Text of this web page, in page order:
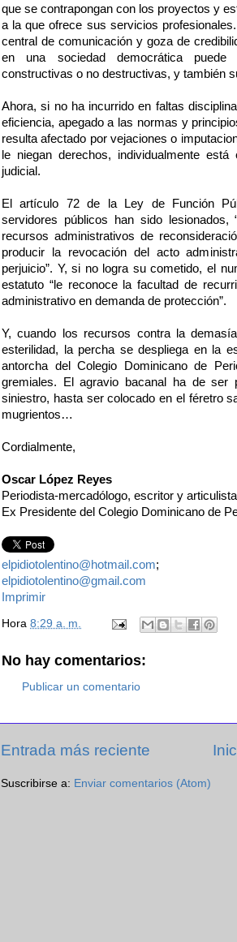
que se contrapongan con los proyectos y
a la que ofrece sus servicios
central de comunicación y goza de
en una sociedad democrática puede
constructivas o no destructivas, y también
Ahora, si no ha incurrido en faltas
eficiencia, apegado a las normas y
resulta afectado por vejaciones o
le niegan derechos, individualmente
judicial.
El artículo 72 de la Ley de Función
servidores públicos han sido lesionados,
recursos administrativos de
producir la revocación del acto
perjuicio”. Y, si no logra su cometido, el
estatuto “le reconoce la facultad de
administrativo en demanda de protección”.
Y, cuando los recursos contra la
esterilidad, la percha se despliega en la
antorcha del Colegio Dominicano de
gremiales. El agravio bacanal ha de ser
siniestro, hasta ser colocado en el féretro
mugrientos…
Cordialmente,
Oscar López Reyes
Periodista-mercadólogo, escritor y
Ex Presidente del Colegio Dominicano de
elpidiotolentino@hotmail.com;
elpidiotolentino@gmail.com
Imprimir
Hora 8:29 a. m.
No hay comentarios:
Publicar un comentario
Entrada más reciente
Suscribirse a: Enviar comentarios (Atom)